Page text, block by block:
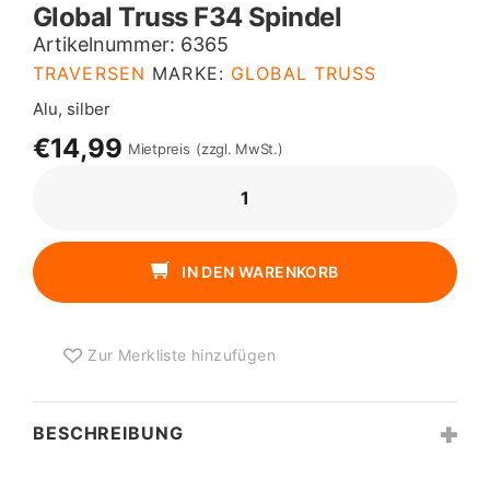
Global Truss F34 Spindel
Artikelnummer: 6365
TRAVERSEN MARKE: GLOBAL TRUSS
Alu, silber
€14,99 Mietpreis (zzgl. MwSt.)
SPINDEL
MENGE
IN DEN WARENKORB
Zur Merkliste hinzufügen
BESCHREIBUNG